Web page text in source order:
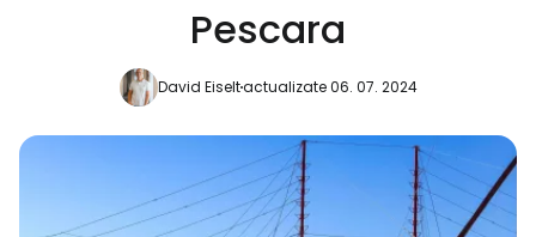
Pescara
David Eiseltactualizate 06. 07. 2024
Continuați cu Facebook